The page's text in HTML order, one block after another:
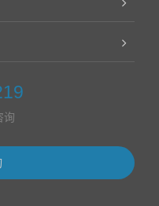
询